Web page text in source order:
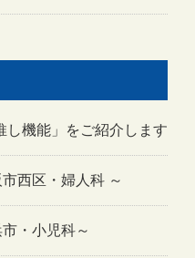
し機能」をご紹介します
西区・婦人科 ～
・小児科～